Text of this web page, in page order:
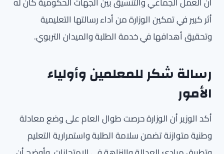
أثر كبير في تمكين الوزارة من أداء رسالتها التعليمية
وتحقيق أهدافها في خدمة الطلبة والميدان التربوي.
رسالة شكر للمعلمين وأولياء
الأمور
أكد الوزير أن الوزارة حرصت طوال العام على وضع معادلة
وطنية متوازنة تضمن سلامة الطلبة واستمرارية التعليم